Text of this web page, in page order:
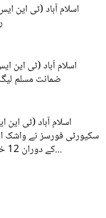
اسلام آباد (ٹی این
اسلام آباد (ٹی این
ضمانت مسلم
سکیورٹی فورسز نے واشک
کے دوران 12 خوارجیوں کو جہنم رسید...